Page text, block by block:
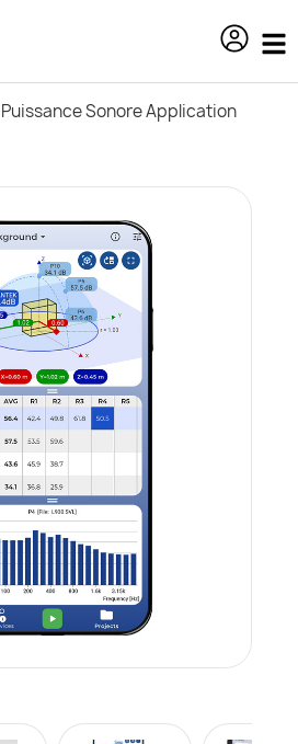
Puissance Sonore Application